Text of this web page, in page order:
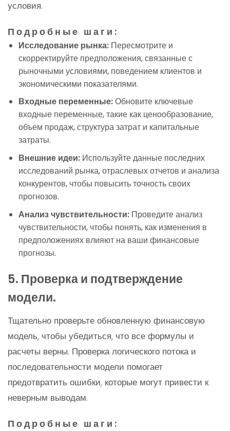
условия.
Подробные шаги:
Исследование рынка:Пересмотрите и
скорректируйте предположения, связанные с
рыночными условиями, поведением клиентов и
экономическими показателями.
Входные переменные:Обновите ключевые
входные переменные, такие как ценообразование,
объем продаж, структура затрат и капитальные
затраты.
Внешние идеи:Используйте данные последних
исследований рынка, отраслевых отчетов и анализа
конкурентов, чтобы повысить точность своих
прогнозов.
Анализ чувствительности:Проведите анализ
чувствительности, чтобы понять, как изменения в
предположениях влияют на ваши финансовые
прогнозы.
5. Проверка и подтверждение
модели.
Тщательно проверьте обновленную финансовую
модель, чтобы убедиться, что все формулы и
расчеты верны. Проверка логического потока и
последовательности модели помогает
предотвратить ошибки, которые могут привести к
неверным выводам.
Подробные шаги: